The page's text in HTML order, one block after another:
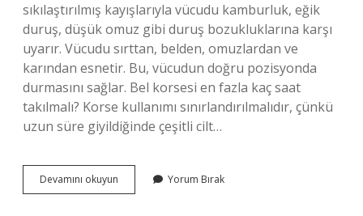
sıkılaştırılmış kayışlarıyla vücudu kamburluk, eğik
duruş, düşük omuz gibi duruş bozukluklarına karşı
uyarır. Vücudu sırttan, belden, omuzlardan ve
karından esnetir. Bu, vücudun doğru pozisyonda
durmasını sağlar. Bel korsesi en fazla kaç saat
takılmalı? Korse kullanımı sınırlandırılmalıdır, çünkü
uzun süre giyildiğinde çeşitli cilt…
Devamını okuyun Mıknatıslı
Bel
Yorum Bırak